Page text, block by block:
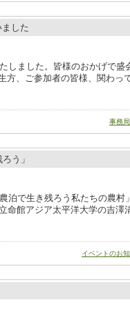
ました
しました。皆様のおかげで
方、ご参加者の皆様、関わっ
事務
う」
泊で生き残ろう私たちの農
命館アジア太平洋大学の吉澤
イベントのお